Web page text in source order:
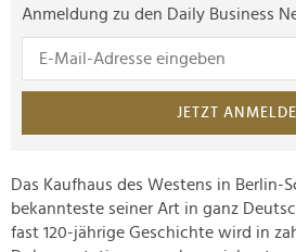
Anmeldung zu den Daily Business
JETZT
Das Kaufhaus des Westens in Berlin-
bekannteste seiner Art in ganz
fast 120-jährige Geschichte wird in